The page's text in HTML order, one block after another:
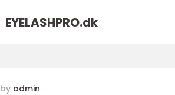
EYELASHPRO.dk
by admin